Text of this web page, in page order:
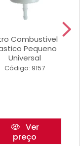
Combustivel
Pequeno
Universal
Código: 9157
Ver
preço